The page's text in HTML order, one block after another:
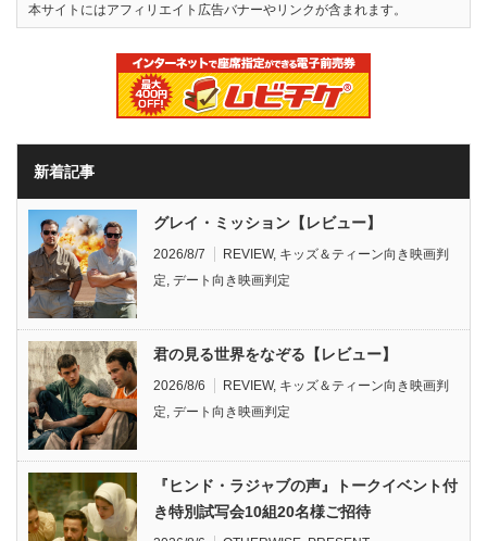
本サイトにはアフィリエイト広告バナーやリンクが含まれます。
新着記事
グレイ・ミッション【レビュー】
2026/8/7 REVIEW, キッズ＆ティーン向き映画判
定 デート向き映画判定
君の見る世界をなぞる【レビュー】
2026/8/6 REVIEW, キッズ＆ティーン向き映画判
定 デート向き映画判定
『ヒンド・ラジャブの声』トークイベント付
き特別試写会10組20名様ご招待